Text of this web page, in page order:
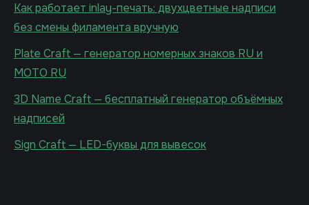
Как работает inlay-печать: двухцветные надписи
без смены филамента вручную
Plate Craft — генератор номерных знаков RU и
MOTO RU
3D Name Craft — бесплатный генератор объёмных
надписей
Sign Craft — LED-буквы для вывесок